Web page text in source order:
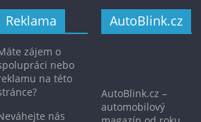
Reklama
zájem o
nebo
na této
nás
AutoBlink.cz
AutoBlink.cz –
automobilový